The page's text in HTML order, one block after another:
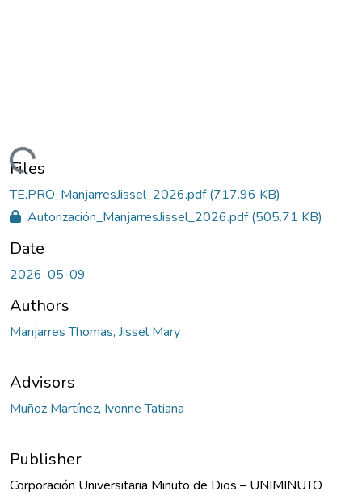
Files
TE.PRO_ManjarresJissel_2026.pdf(717.96 KB)
Autorización_ManjarresJissel_2026.pdf(505.71 KB)
Date
2026-05-09
Authors
Manjarres Thomas, Jissel Mary
Advisors
Muñoz Martínez, Ivonne Tatiana
Publisher
Corporación Universitaria Minuto de Dios – UNIMINUTO